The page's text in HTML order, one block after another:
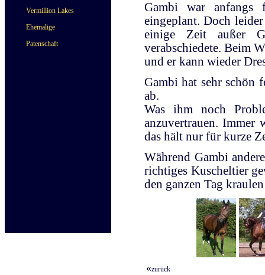
Vermillion Lakes
Ehemalige
Patenschaft
Gambi war anfangs
eingeplant. Doch
einige Zeit außer
verabschiedete. Beim
und er kann wieder
Gambi hat sehr schön
ab.
Was ihm noch
anzuvertrauen. Immer
das hält nur für kurze
Während Gambi
richtiges Kuscheltier
den ganzen Tag
«zurück